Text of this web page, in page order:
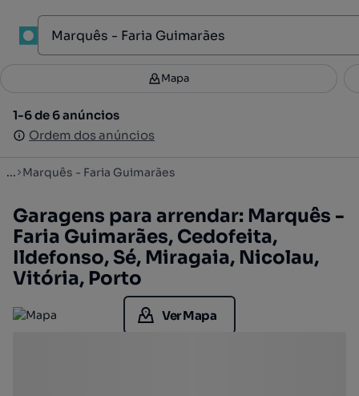
Filtros 3
1-6 de 6 anúncios
Ordem dos anúncios
Mapa
1-6 de 6 anúncios
Ordem dos anúncios
... Marquês - Faria Guimarães
Garagens para arrendar: Marquês -
Faria Guimarães, Cedofeita,
Ildefonso, Sé, Miragaia, Nicolau,
Vitória, Porto
Ver Mapa